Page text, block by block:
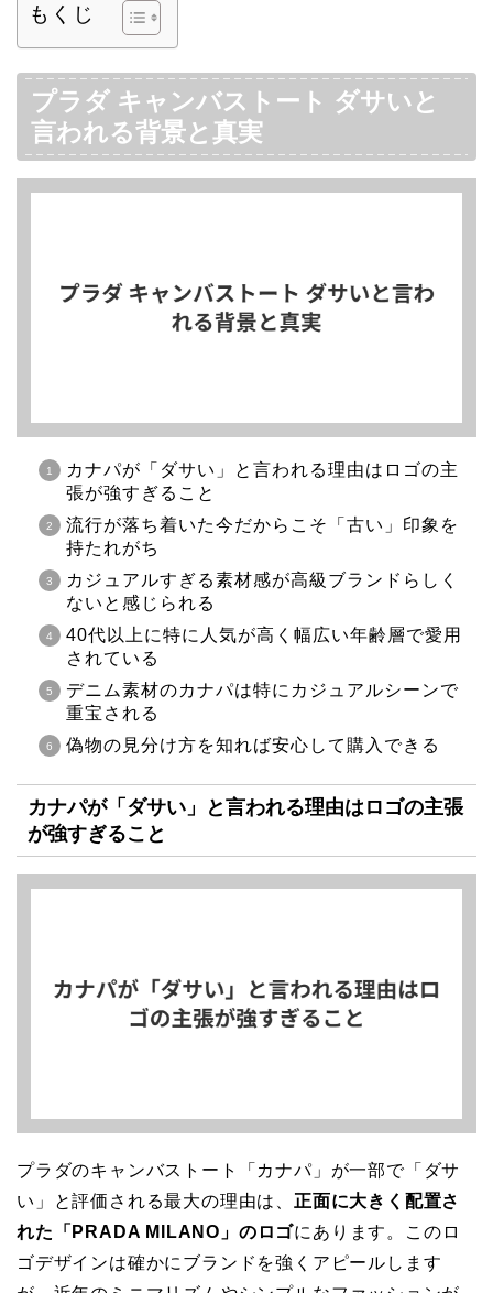
もくじ
プラダ キャンバストート ダサいと
言われる背景と真実
カナパが「ダサい」と言われる理由はロゴの主
張が強すぎること
流行が落ち着いた今だからこそ「古い」印象を
持たれがち
カジュアルすぎる素材感が高級ブランドらしく
ないと感じられる
40代以上に特に人気が高く幅広い年齢層で愛用
されている
デニム素材のカナパは特にカジュアルシーンで
重宝される
偽物の見分け方を知れば安心して購入できる
カナパが「ダサい」と言われる理由はロゴの主張
が強すぎること
プラダのキャンバストート「カナパ」が一部で「ダサ
い」と評価される最大の理由は、 正面に大きく配置さ
れた「PRADA MILANO」のロゴにあります。このロ
ゴデザインは確かにブランドを強くアピールします